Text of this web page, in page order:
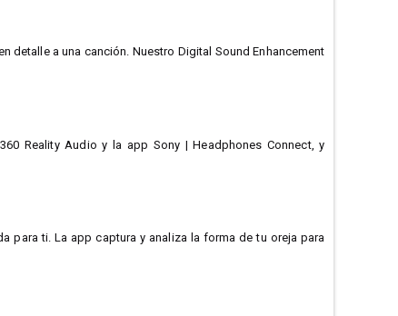
detalle a una canción. Nuestro Digital Sound Enhancement
Reality Audio y la app Sony | Headphones Connect, y
para ti. La app captura y analiza la forma de tu oreja para